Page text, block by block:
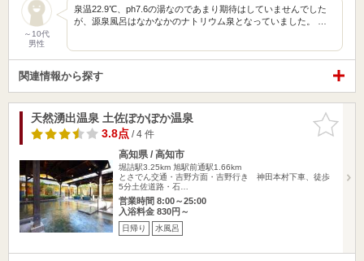
～10代
男性
泉温22.9℃、ph7.6の湯なのであまり期待はしていませんでした
が、源泉風呂はなかなかのナトリウム泉となっていました。 …
関連情報から探す
お気に入
りに追加
天然湧出温泉 土佐ぽかぽか温泉
3.8点/ 4 件
高知県 / 高知市
堀詰駅3.25km 旭駅前通駅1.66km
とさでん交通・吉野方面・吉野行き 神田本村下車、徒歩
5分土佐道路・石…
営業時間 8:00～25:00
入浴料金 830円～
日帰り 水風呂